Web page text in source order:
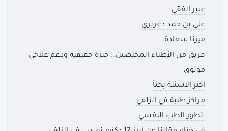
عبير الفقي
علي بن حمد دغريري
ميرنا سعادة
فريق من الأطباء المختصين… خبرة حقيقية ودعم علاجي
موثوق
اكثر الاسئلة بحثاً
مراكز طبية في الزلفي
تطور الطب النفسي